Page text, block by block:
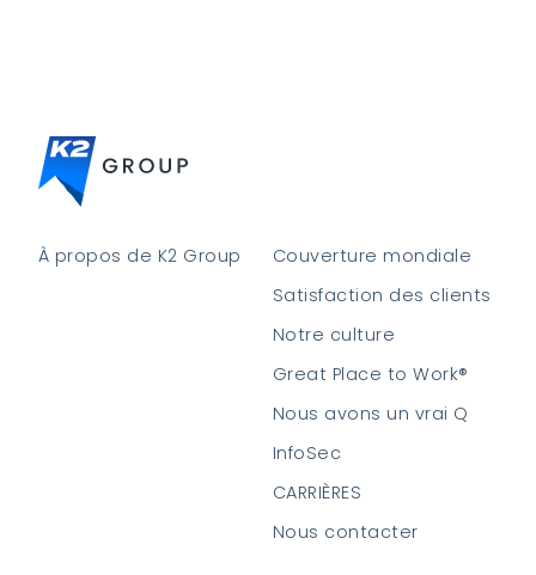
À propos de K2 Group
Couverture mondiale
Satisfaction des clients
Notre culture
Great Place to Work®
Nous avons un vrai Q
InfoSec
CARRIÈRES
Nous contacter